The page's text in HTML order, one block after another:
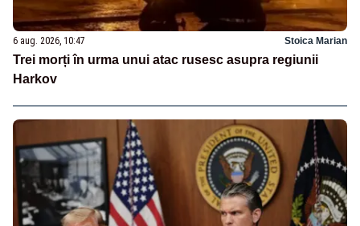
6 aug. 2026, 10:47 Stoica Marian
Trei morți în urma unui atac rusesc asupra regiunii
Harkov